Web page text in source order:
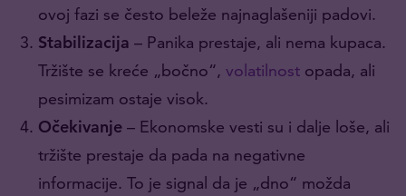
ovoj fazi se često beleže najnaglašeniji padovi.
Stabilizacija – Panika prestaje, ali nema kupaca.
Tržište se kreće „bočno“, volatilnost opada, ali
pesimizam ostaje visok.
Očekivanje – Ekonomske vesti su i dalje loše, ali
tržište prestaje da pada na negativne
informacije. To je signal da je „dno“ možda